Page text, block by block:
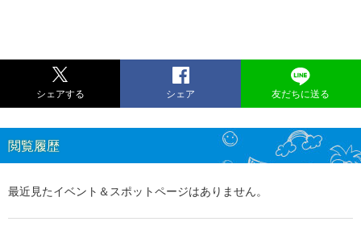
シェアする シェア 友だちに送る
閲覧履歴
最近見たイベント＆スポットページはありません。